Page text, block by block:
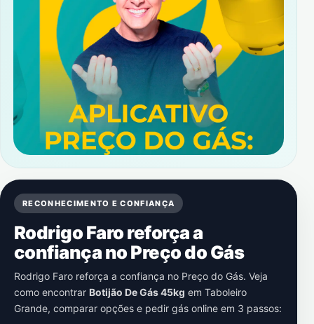
RECONHECIMENTO E CONFIANÇA
Rodrigo Faro reforça a
confiança no Preço do Gás
Rodrigo Faro reforça a confiança no Preço do Gás. Veja
como encontrar Botijão De Gás 45kg em Taboleiro
Grande, comparar opções e pedir gás online em 3 passos: